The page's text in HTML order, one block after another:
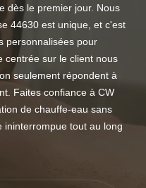
dès le premier jour. Nous
44630 est unique, et c'est
personnalisées pour
centrée sur le client nous
seulement répondent à
Faites confiance à CW
de chauffe-eau sans
ininterrompue tout au long